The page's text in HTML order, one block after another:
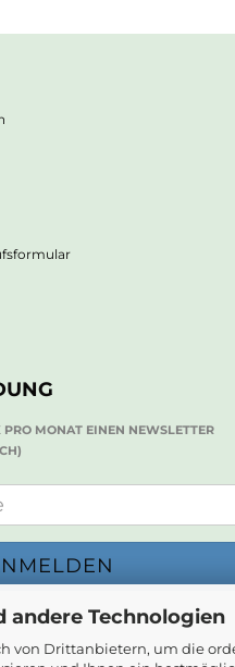
andere Technologien
von Drittanbietern, um die
MONAT EINEN NEWSLETTER